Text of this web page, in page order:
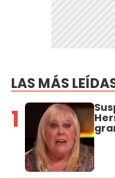
LAS MÁS
1